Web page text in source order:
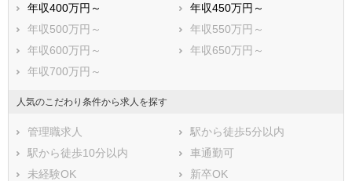
年収400万円～
年収450万円～
年収500万円～
年収550万円～
年収600万円～
年収650万円～
年収700万円～
人気のこだわり条件から求人を探す
管理職求人
駅から徒歩5分以内
駅から徒歩10分以内
車通勤可
未経験OK
新卒OK